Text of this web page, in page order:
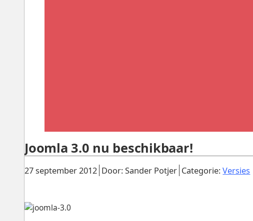
Gepubliceerd:
27 september 2012 Door: Sander Potjer. Categorie:Versies
Joomla 3.0 nu beschikbaar!